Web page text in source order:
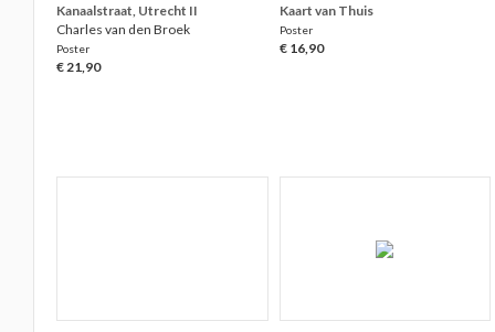
Kanaalstraat, Utrecht II
Charles van den Broek
Poster
€ 21,90
Kaart van Thuis
Poster
€ 16,90